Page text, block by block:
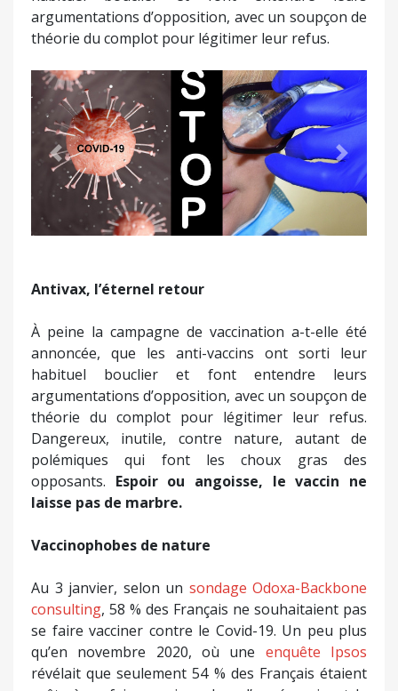
argumentations d’opposition, avec un soupçon de
théorie du complot pour légitimer leur refus.
Précédent Suivant
Antivax, l’éternel retour
À peine la campagne de vaccination a-t-elle été
annoncée, que les anti-vaccins ont sorti leur
habituel bouclier et font entendre leurs
argumentations d’opposition, avec un soupçon de
théorie du complot pour légitimer leur refus.
Dangereux, inutile, contre nature, autant de
polémiques qui font les choux gras des
opposants. Espoir ou angoisse, le vaccin ne
laisse pas de marbre.
Vaccinophobes de nature
Au 3 janvier, selon un sondage Odoxa-Backbone
consulting, 58 % des Français ne souhaitaient pas
se faire vacciner contre le Covid-19. Un peu plus
qu’en novembre 2020, où une enquête Ipsos
révélait que seulement 54 % des Français étaient